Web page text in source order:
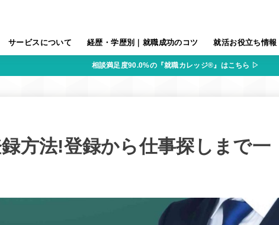
サービスについて 経歴・学歴別｜就職成功のコツ 就活お役立ち情報
相談満足度90.0%の『就職カレッジ®』はこちら ▷
方法!登録から仕事探しまで一